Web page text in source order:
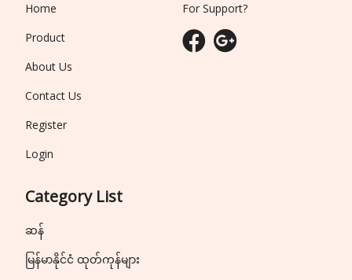
Home
Product
About Us
Contact Us
Register
Login
Category List
ဆန်
မြန်မာနိုင်ငံ ထုတ်ကုန်များ
For Support?